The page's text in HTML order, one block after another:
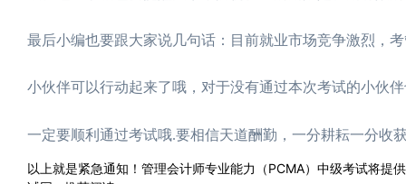
最后小编也要跟大家说几句话：目前就业市场竞争激烈，
小伙伴可以行动起来了哦，对于没有通过本次考试的小伙
一定要顺利通过考试哦.要相信天道酬勤，一分耕耘一分收
以上就是紧急通知！管理会计师专业能力（PCMA）中级考试将提